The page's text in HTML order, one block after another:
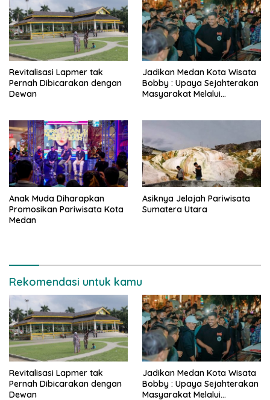
Revitalisasi Lapmer tak
Pernah Dibicarakan dengan
Dewan
Jadikan Medan Kota Wisata
Bobby : Upaya Sejahterakan
Masyarakat Melalui
Anak Muda Diharapkan
Promosikan Pariwisata Kota
Medan
Asiknya Jelajah Pariwisata
Sumatera Utara
Rekomendasi untuk kamu
Revitalisasi Lapmer tak
Pernah Dibicarakan dengan
Dewan
Jadikan Medan Kota Wisata
Bobby : Upaya Sejahterakan
Masyarakat Melalui